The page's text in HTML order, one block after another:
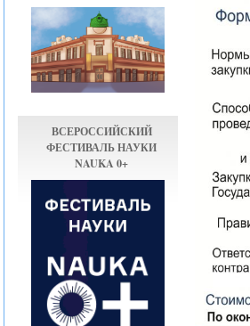
ВСЕРОССИЙСКИЙ
ФЕСТИВАЛЬ НАУКИ
NAUKA 0+